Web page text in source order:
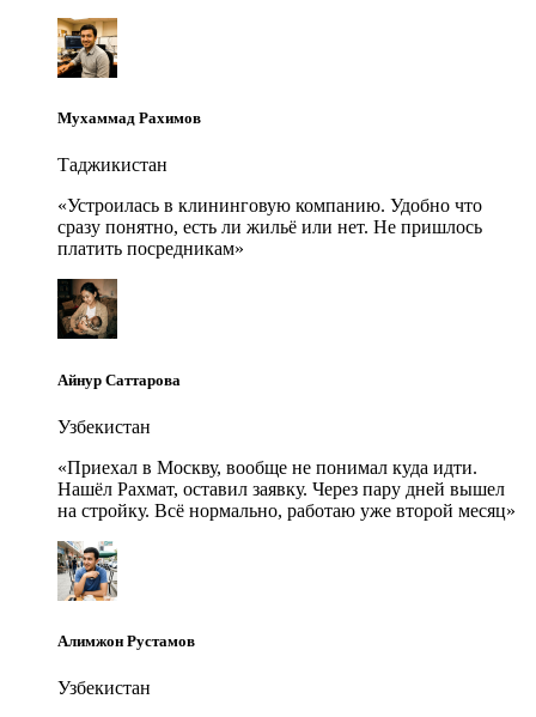
Мухаммад Рахимов
Таджикистан
«Устроилась в клининговую компанию. Удобно что
сразу понятно, есть ли жильё или нет. Не пришлось
платить посредникам»
Айнур Саттарова
Узбекистан
«Приехал в Москву, вообще не понимал куда идти.
Нашёл Рахмат, оставил заявку. Через пару дней вышел
на стройку. Всё нормально, работаю уже второй месяц»
Алимжон Рустамов
Узбекистан